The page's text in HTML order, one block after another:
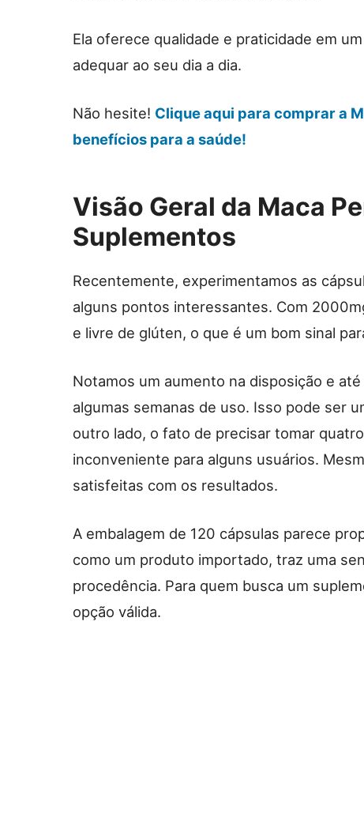
Ela oferece qualidade e praticidade em
adequar ao seu dia a dia.
Não hesite! Clique aqui para comprar a
benefícios para a saúde!
Visão Geral da Maca
Suplementos
Recentemente, experimentamos as
alguns pontos interessantes. Com
e livre de glúten, o que é um bom sinal
Notamos um aumento na disposição e
algumas semanas de uso. Isso pode ser
outro lado, o fato de precisar tomar
inconveniente para alguns usuários.
satisfeitas com os resultados.
A embalagem de 120 cápsulas parece
como um produto importado, traz uma
procedência. Para quem busca um
opção válida.